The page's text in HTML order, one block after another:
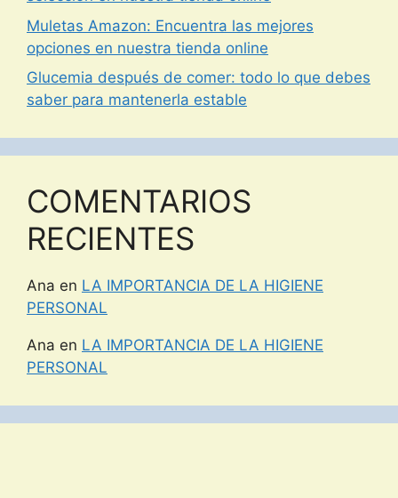
Muletas Amazon: Encuentra las mejores
opciones en nuestra tienda online
Glucemia después de comer: todo lo que debes
saber para mantenerla estable
COMENTARIOS
RECIENTES
Ana en LA IMPORTANCIA DE LA HIGIENE
PERSONAL
Ana en LA IMPORTANCIA DE LA HIGIENE
PERSONAL